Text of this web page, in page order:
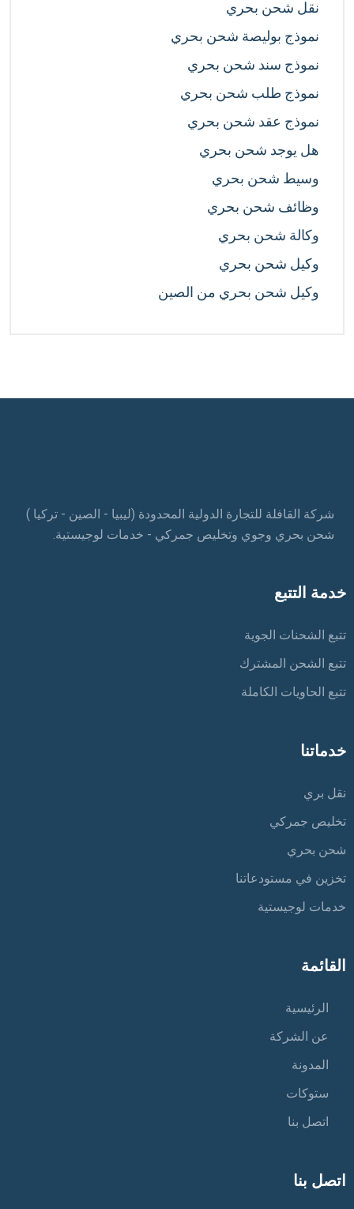
نقل شحن بحري
نموذج بوليصة شحن بحري
نموذج سند شحن بحري
نموذج طلب شحن بحري
نموذج عقد شحن بحري
هل يوجد شحن بحري
وسيط شحن بحري
وظائف شحن بحري
وكالة شحن بحري
وكيل شحن بحري
وكيل شحن بحري من الصين
شركة القافلة للتجارة الدولية المحدودة (ليبيا - الصين - تركيا )
شحن بحري وجوي وتخليص جمركي - خدمات لوجيستية.
خدمة التتبع
تتبع الشحنات الجوية
تتبع الشحن المشترك
تتبع الحاويات الكاملة
خدماتنا
نقل بري
تخليص جمركي
شحن بحري
تخزين في مستودعاتنا
خدمات لوجيستية
القائمة
الرئيسية
عن الشركة
المدونة
ستوكات
اتصل بنا
اتصل بنا